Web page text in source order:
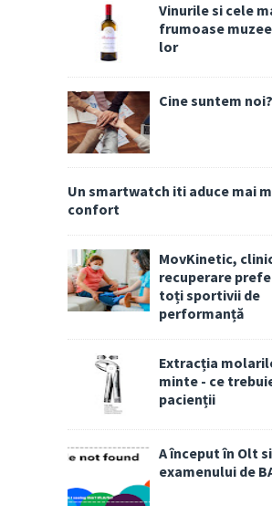
Vinurile si cele
frumoase
lor
Cine suntem noi?
Un smartwatch iti aduce mai
confort
MovKinetic,
recuperare
toți sportivii de
performanță
Extracția
minte - ce
pacienții
A început în Olt
examenului de